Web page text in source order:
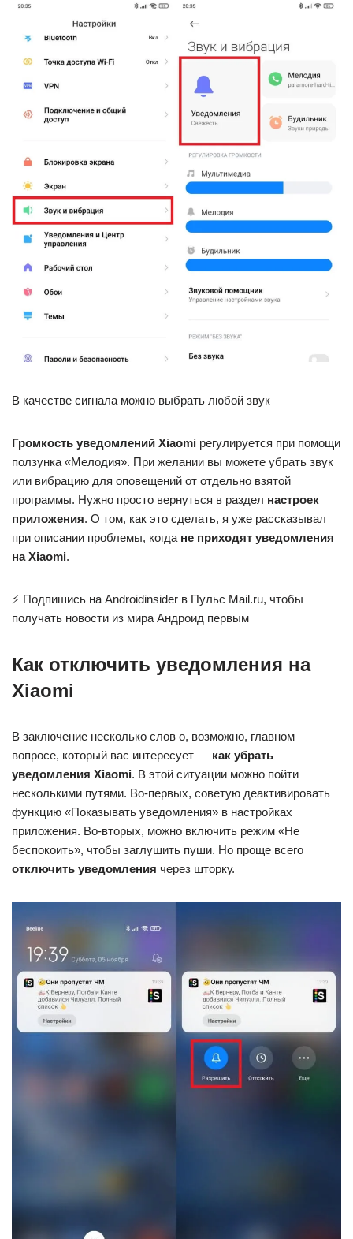
В качестве сигнала можно выбрать любой звук
Громкость уведомлений Xiaomi регулируется при помощи
ползунка «Мелодия». При желании вы можете убрать звук
или вибрацию для оповещений от отдельно взятой
программы. Нужно просто вернуться в раздел настроек
приложения. О том, как это сделать, я уже рассказывал
при описании проблемы, когда не приходят уведомления
на Xiaomi.
⚡ Подпишись на Androidinsider в Пульс Mail.ru, чтобы
получать новости из мира Андроид первым
Как отключить уведомления на
Xiaomi
В заключение несколько слов о, возможно, главном
вопросе, который вас интересует — как убрать
уведомления Xiaomi. В этой ситуации можно пойти
несколькими путями. Во-первых, советую деактивировать
функцию «Показывать уведомления» в настройках
приложения. Во-вторых, можно включить режим «Не
беспокоить», чтобы заглушить пуши. Но проще всего
отключить уведомления через шторку.